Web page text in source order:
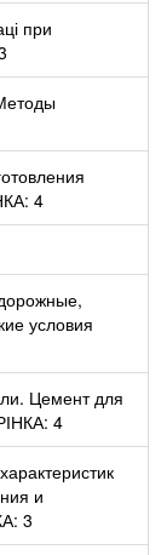
при
4
условия
Цемент для
4
и
3